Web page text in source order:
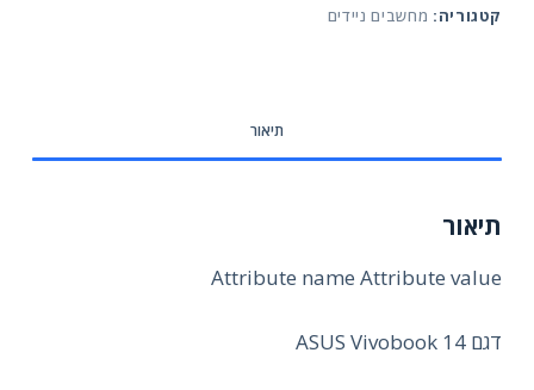
קטגוריה: מחשבים ניידים
תיאור
תיאור
Attribute name Attribute value
דגם ASUS Vivobook 14